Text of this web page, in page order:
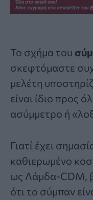
Το σχήμα του
σκεφτόμαστε
μελέτη
είναι ίδιο προς
ασύμμετρο ή
Γιατί έχει
καθιερωμένο
ως Λάμδα-CDM,
ότι το σύμπαν